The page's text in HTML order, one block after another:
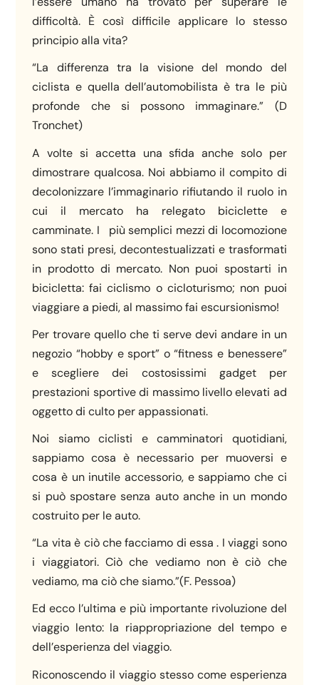
difficoltà. È così difficile applicare lo stesso
principio alla vita?
“La differenza tra la visione del mondo del
ciclista e quella dell’automobilista è tra le più
profonde che si possono immaginare.” (D
Tronchet)
A volte si accetta una sfida anche solo per
dimostrare qualcosa. Noi abbiamo il compito di
decolonizzare l’immaginario rifiutando il ruolo in
cui il mercato ha relegato biciclette e
camminate. I più semplici mezzi di locomozione
sono stati presi, decontestualizzati e trasformati
in prodotto di mercato. Non puoi spostarti in
bicicletta: fai ciclismo o cicloturismo; non puoi
viaggiare a piedi, al massimo fai escursionismo!
Per trovare quello che ti serve devi andare in un
negozio “hobby e sport” o “fitness e benessere”
e scegliere dei costosissimi gadget per
prestazioni sportive di massimo livello elevati ad
oggetto di culto per appassionati.
Noi siamo ciclisti e camminatori quotidiani,
sappiamo cosa è necessario per muoversi e
cosa è un inutile accessorio, e sappiamo che ci
si può spostare senza auto anche in un mondo
costruito per le auto.
“La vita è ciò che facciamo di essa . I viaggi sono
i viaggiatori. Ciò che vediamo non è ciò che
vediamo, ma ciò che siamo.”(F. Pessoa)
Ed ecco l’ultima e più importante rivoluzione del
viaggio lento: la riappropriazione del tempo e
dell’esperienza del viaggio.
Riconoscendo il viaggio stesso come esperienza